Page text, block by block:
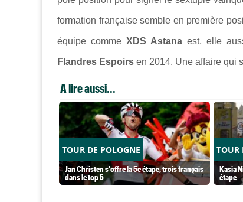
formation française semble en première
équipe commeXDS Astana est, elle
Flandres Espoirs en 2014. Une affaire qui
A lire aussi...
TOUR DE POLOGNE
Jan Christen s'offre la 5e étape, trois français
dans le top 5
TOUR
Kasia
étape